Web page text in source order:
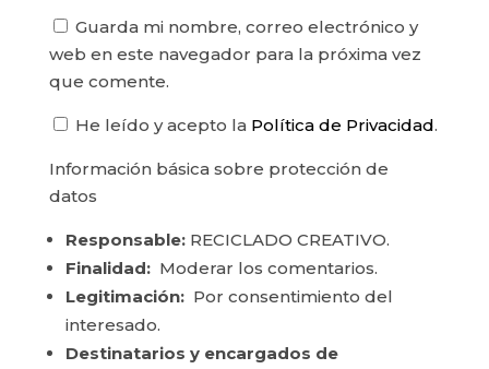
Guarda mi nombre, correo electrónico y
web en este navegador para la próxima vez
que comente.
He leído y acepto la Política de Privacidad.
Información básica sobre protección de
datos
Responsable:RECICLADO CREATIVO.
Finalidad:Moderar los comentarios.
Legitimación:Por consentimiento del
interesado.
Destinatarios y encargados de